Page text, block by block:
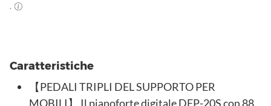
.
Caratteristiche
【PEDALI TRIPLI DEL SUPPORTO PER
MOBILI】 Il pianoforte digitale DEP-20S con 88